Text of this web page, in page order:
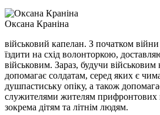
Оксана Краніна
військовий капелан. З початком
їздити на схід волонторкою,
військовим. Зараз, будучи
допомагає солдатам, серед яких є
душпастиську опіку, а також
служителями жителям прифронтових
зокрема дітям та літнім людям.